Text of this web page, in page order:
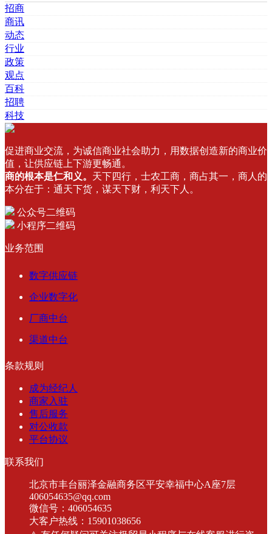
招商
商讯
动态
行业
政策
观点
百科
招聘
科技
促进商业交流，为诚信商业社会助力，用数据创造新的商业价
值，让供应链上下游更畅通。
商的根本是仁和义。 天下四行，士农工商，商占其一，商人的
本分在于：通天下货，谋天下财，利天下人。
公众号二维码
小程序二维码
业务范围
数字供应链
企业数字化
厂商中台
渠道中台
条款规则
成为经纪人
商家入驻
售后服务
对公收款
平台协议
联系我们
北京市丰台丽泽金融商务区平安幸福中心A座7层
406054635@qq.com
微信号：406054635
大客户热线：15901038656